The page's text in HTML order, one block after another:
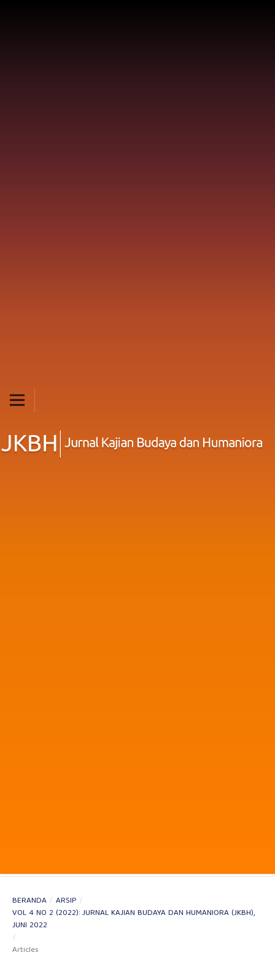
BERANDA / ARSIP /
VOL 4 NO 2 (2022): JURNAL KAJIAN BUDAYA DAN HUMANIORA (JKBH),
JUNI 2022
/
Articles